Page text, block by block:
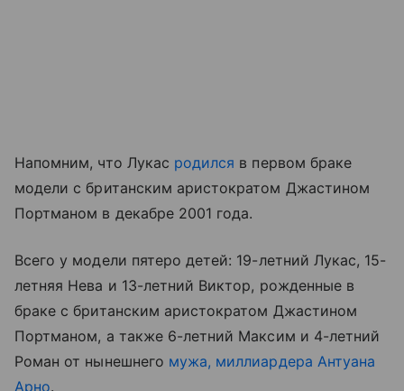
Напомним, что Лукас родился в первом браке
модели с британским аристократом Джастином
Портманом в декабре 2001 года.
Всего у модели пятеро детей: 19-летний Лукас, 15-
летняя Нева и 13-летний Виктор, рожденные в
браке с британским аристократом Джастином
Портманом, а также 6-летний Максим и 4-летний
Роман от нынешнего мужа, миллиардера Антуана
Арно.